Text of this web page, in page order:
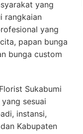
yang
rangkaian
yang
papan bunga
bunga custom
Sukabumi
sesuai
instansi,
Kabupaten